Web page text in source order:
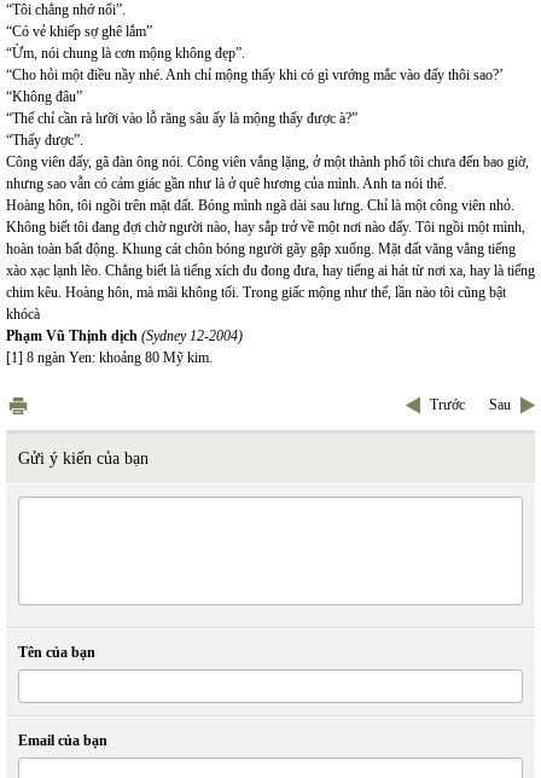
“Tôi chẳng nhớ nổi”.
“Có vẻ khiếp sợ ghê lắm”
“Ừm, nói chung là cơn mộng không đẹp”.
“Cho hỏi một điều nầy nhé. Anh chỉ mộng thấy khi có gì vướng mắc vào đấy thôi sao?’
“Không đâu”
“Thế chỉ cần rà lưỡi vào lỗ răng sâu ấy là mộng thấy được à?”
“Thấy được”.
Công viên đấy, gã đàn ông nói. Công viên vắng lặng, ở một thành phố tôi chưa đến bao giờ,
nhưng sao vẫn có cảm giác gần như là ở quê hương của mình. Anh ta nói thế.
Hoàng hôn, tôi ngồi trên mặt đất. Bóng mình ngã dài sau lưng. Chỉ là một công viên nhỏ.
Không biết tôi đang đợi chờ người nào, hay sắp trở về một nơi nào đấy. Tôi ngồi một mình,
hoàn toàn bất động. Khung cát chôn bóng người gãy gập xuống. Mặt đất văng vẳng tiếng
xào xạc lạnh lẽo. Chẳng biết là tiếng xích đu đong đưa, hay tiếng ai hát từ nơi xa, hay là tiếng
chim kêu. Hoàng hôn, mà mãi không tối. Trong giấc mộng như thế, lần nào tôi cũng bật
khócà
Phạm Vũ Thịnh dịch (Sydney 12-2004)
[1] 8 ngàn Yen: khoảng 80 Mỹ kim.
Trước Sau
Gửi ý kiến của bạn
Tên của bạn
Email của bạn